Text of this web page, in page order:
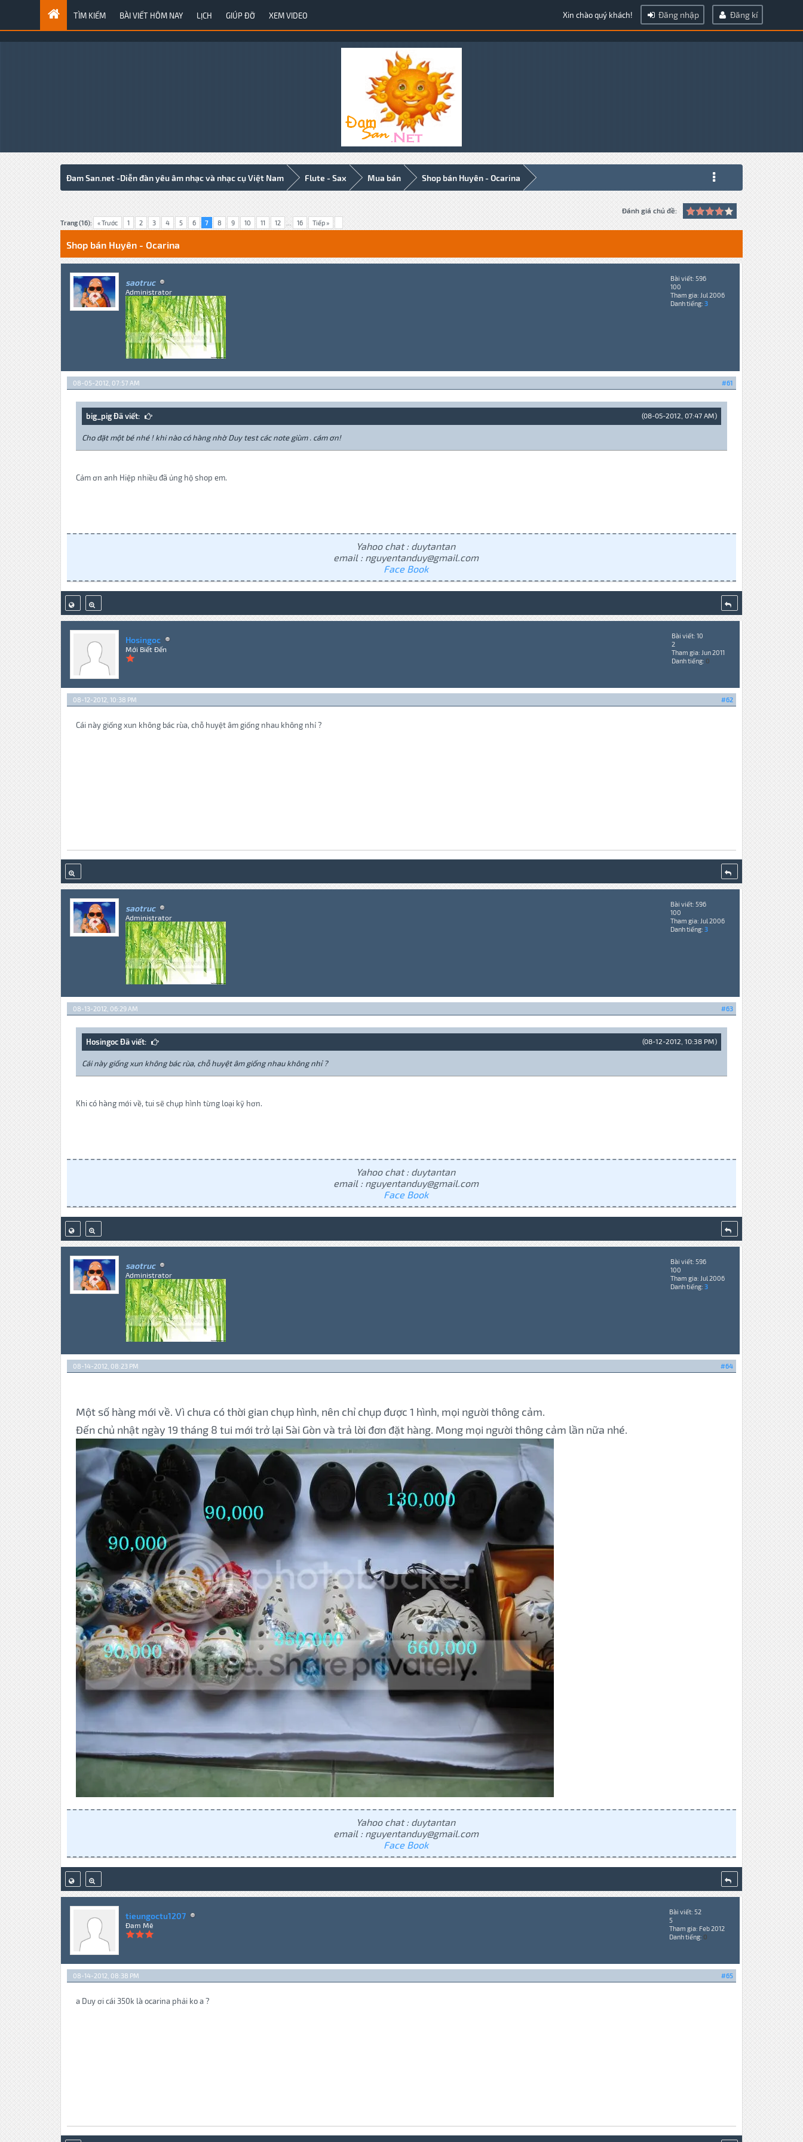
TÌM KIẾM BÀI VIẾT HÔM NAY LỊCH GIÚP ĐỠ XEM VIDEO Xin chào quý khách! Đăng nhập Đăng kí
Đam San.net -Diễn đàn yêu âm nhạc và nhạc cụ Việt Nam Flute - Sax Mua bán Shop bán Huyên - Ocarina
Trang (16): « Trước 1 2 3 4 5 6 7 8 9 10 11 12 ... 16 Tiếp »
Đánh giá chủ đề:
8 Votes - 4 Average
1
2
3
4
5
Shop bán Huyên - Ocarina
saotruc
Administrator
Bài viết: 596
100
Tham gia: Jul 2006
Danh tiếng: 3
#61
08-05-2012, 07:57 AM
(08-05-2012, 07:47 AM)
big_pig Đã viết:
Cho đặt một bé nhé ! khi nào có hàng nhờ Duy test các note giùm . cám ơn!
Cảm ơn anh Hiệp nhiều đã ủng hộ shop em.
Yahoo chat : duytantan
email : nguyentanduy@gmail.com
Face Book
Hosingoc
Mới Biết Đến
Bài viết: 10
2
Tham gia: Jun 2011
Danh tiếng: 0
#62
08-12-2012, 10:38 PM
Cái này giống xun không bác rùa, chỗ huyệt âm giống nhau không nhỉ ?
saotruc
Administrator
Bài viết: 596
100
Tham gia: Jul 2006
Danh tiếng: 3
#63
08-13-2012, 06:29 AM
(08-12-2012, 10:38 PM)
Hosingoc Đã viết:
Cái này giống xun không bác rùa, chỗ huyệt âm giống nhau không nhỉ ?
Khi có hàng mới về, tui sẽ chụp hình từng loại kỹ hơn.
Yahoo chat : duytantan
email : nguyentanduy@gmail.com
Face Book
saotruc
Administrator
Bài viết: 596
100
Tham gia: Jul 2006
Danh tiếng: 3
#64
08-14-2012, 08:23 PM
Một số hàng mới về. Vì chưa có thời gian chụp hình, nên chỉ chụp được 1 hình, mọi người thông cảm.
Đến chủ nhật ngày 19 tháng 8 tui mới trở lại Sài Gòn và trả lời đơn đặt hàng. Mong mọi người thông cảm lần nữa nhé.
Yahoo chat : duytantan
email : nguyentanduy@gmail.com
Face Book
tieungoctu1207
Đam Mê
Bài viết: 52
5
Tham gia: Feb 2012
Danh tiếng: 0
#65
08-14-2012, 08:38 PM
a Duy ơi cái 350k là ocarina phải ko a ?